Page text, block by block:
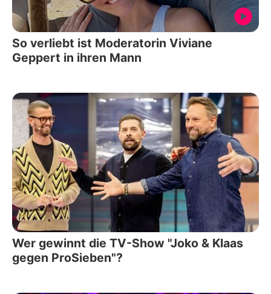
So verliebt ist Moderatorin Viviane
Geppert in ihren Mann
Wer gewinnt die TV-Show "Joko & Klaas
gegen ProSieben"?